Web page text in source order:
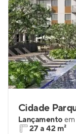
Lançamento em
27 a 42 m²